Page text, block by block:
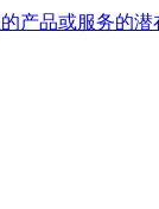
产品或服务的潜